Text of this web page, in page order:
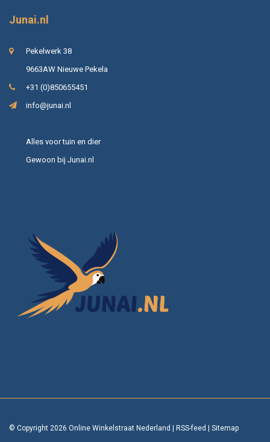
Junai.nl
Pekelwerk 38
9663AW Nieuwe Pekela
+31 (0)850655451
info@junai.nl
Alles voor tuin en dier
Gewoon bij Junai.nl
© Copyright 2026 Online Winkelstraat Nederland RSS-feed Sitemap